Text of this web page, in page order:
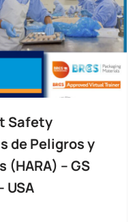
Safety
de Peligros y
(HARA) – GS
USA